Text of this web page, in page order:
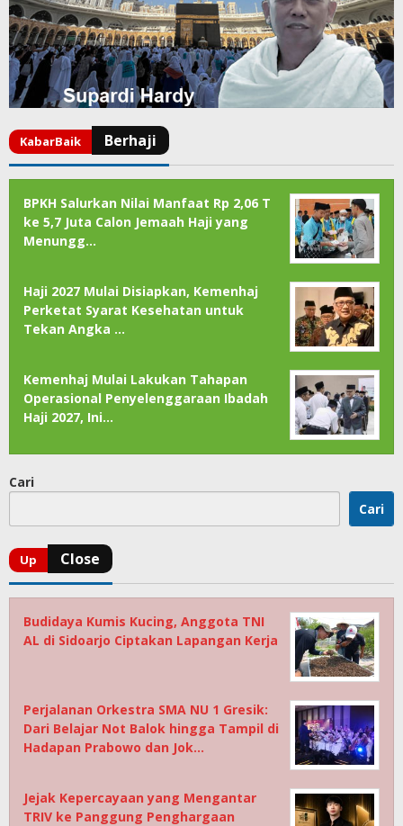
BPKH Salurkan Nilai Manfaat Rp 2,06 T
ke 5,7 Juta Calon Jemaah Haji yang
Menungg…
Haji 2027 Mulai Disiapkan, Kemenhaj
Perketat Syarat Kesehatan untuk
Tekan Angka …
Kemenhaj Mulai Lakukan Tahapan
Operasional Penyelenggaraan Ibadah
Haji 2027, Ini…
Cari
Cari
Budidaya Kumis Kucing, Anggota TNI
AL di Sidoarjo Ciptakan Lapangan Kerja
Perjalanan Orkestra SMA NU 1 Gresik:
Dari Belajar Not Balok hingga Tampil di
Hadapan Prabowo dan Jok…
Jejak Kepercayaan yang Mengantar
TRIV ke Panggung Penghargaan